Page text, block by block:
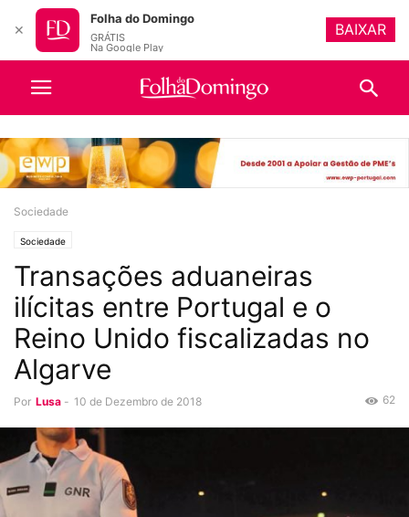
Sociedade
Sociedade
Transações aduaneiras
ilícitas entre Portugal e o
Reino Unido fiscalizadas no
Algarve
Por Lusa - 10 de Dezembro de 2018 62
✕
Folha do Domingo
GRÁTIS
Na Google Play
BAIXAR